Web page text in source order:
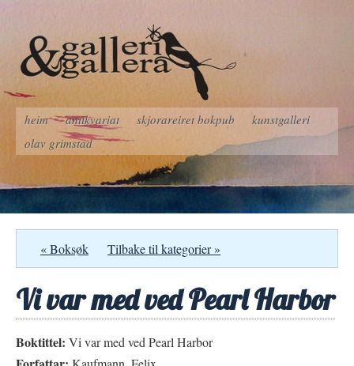
heim antikvariat skjorareiret bokpub
kunstgalleri
olav grimstad
« Boksøk Tilbake til kategorier »
Vi var med ved Pearl Harbor
Boktittel: Vi var med ved Pearl Harbor